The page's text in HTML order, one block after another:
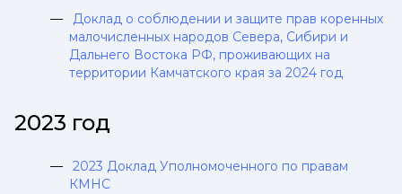
Доклад о соблюдении и защите прав коренных
малочисленных народов Севера, Сибири и
Дальнего Востока РФ, проживающих на
территории Камчатского края за 2024 год
2023 год
2023 Доклад Уполномоченного по правам
КМНС